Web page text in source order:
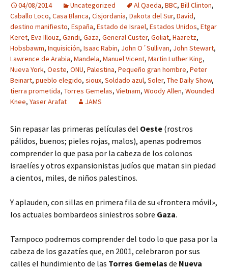
04/08/2014 Uncategorized Al Qaeda, BBC, Bill Clinton,
Caballo Loco, Casa Blanca, Cisjordania, Dakota del Sur, David,
destino manifiesto, España, Estado de Israel, Estados Unidos, Etgar
Keret, Eva Illouz, Gandi, Gaza, General Custer, Goliat, Haaretz,
Hobsbawm, Inquisición, Isaac Rabin, John O´Sullivan, John Stewart,
Lawrence de Arabia, Mandela, Manuel Vicent, Martin Luther King,
Nueva York, Oeste, ONU, Palestina, Pequeño gran hombre, Peter
Beinart, pueblo elegido, sioux, Soldado azul, Soler, The Daily Show,
tierra prometida, Torres Gemelas, Vietnam, Woody Allen, Wounded
Knee, Yaser Arafat JAMS
Sin repasar las primeras películas del Oeste (rostros
pálidos, buenos; pieles rojas, malos), apenas podremos
comprender lo que pasa por la cabeza de los colonos
israelíes y otros expansionistas judíos que matan sin piedad
a cientos, miles, de niños palestinos.
Y aplauden, con sillas en primera fila de su «frontera móvil»,
los actuales bombardeos siniestros sobre Gaza.
Tampoco podremos comprender del todo lo que pasa por la
cabeza de los gazatíes que, en 2001, celebraron por sus
calles el hundimiento de las Torres Gemelas de Nueva